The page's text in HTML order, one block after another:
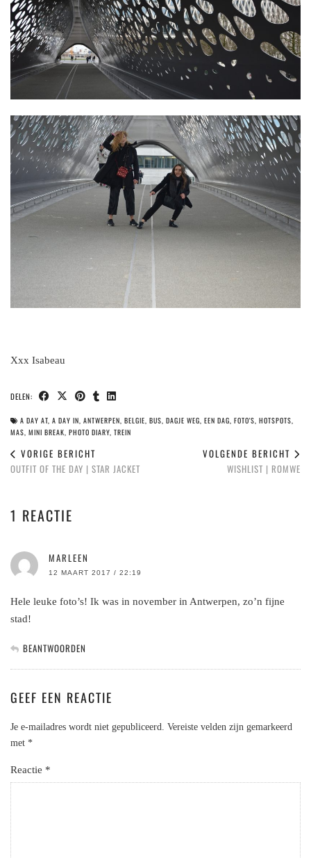
Xxx Isabeau
DELEN:
A DAY AT, A DAY IN, ANTWERPEN, BELGIE, BUS, DAGJE WEG, EEN DAG, FOTO'S, HOTSPOTS,
MAS, MINI BREAK, PHOTO DIARY, TREIN
VORIGE BERICHT
OUTFIT OF THE DAY | STAR JACKET
VOLGENDE BERICHT
WISHLIST | ROMWE
1 REACTIE
MARLEEN
12 MAART 2017 / 22:19
Hele leuke foto’s! Ik was in november in Antwerpen, zo’n fijne
stad!
BEANTWOORDEN
GEEF EEN REACTIE
Je e-mailadres wordt niet gepubliceerd. Vereiste velden zijn gemarkeerd
met *
Reactie *